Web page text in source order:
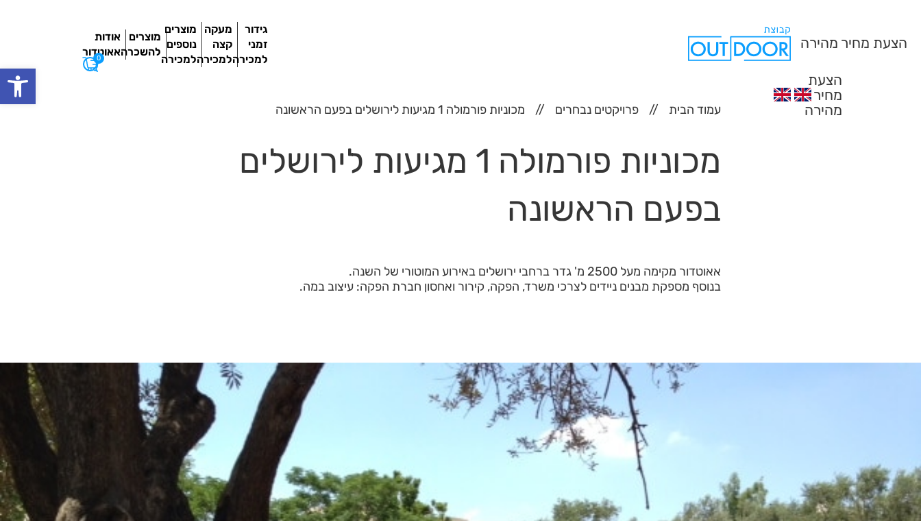
פתח
הצעת מחיר מהירה
גידור
זמני
למכירה
מעקה
קצה
למכירה
מוצרים
נוספים
למכירה
מוצרים
להשכרה
אודות
אאוטדור
הצעת
מחיר
מהירה
0
עמוד הבית פרויקטים נבחרים מכוניות פורמולה 1 מגיעות לירושלים בפעם הראשונה
מכוניות פורמולה 1 מגיעות לירושלים
בפעם הראשונה
אאוטדור מקימה מעל 2500 מ' גדר ברחבי ירושלים באירוע המוטורי של השנה.
בנוסף מספקת מבנים ניידים לצרכי משרד, הפקה, קירור ואחסון חברת הפקה: עיצוב במה.